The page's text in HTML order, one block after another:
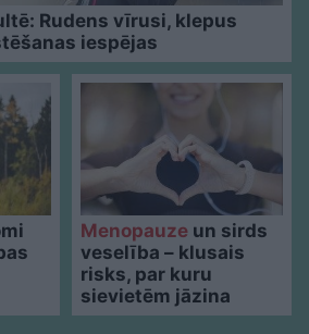
Rudens vīrusi, klepus
iespējas
Menopauzeun sirds
veselība – klusais
risks, par kuru
sievietēm jāzina